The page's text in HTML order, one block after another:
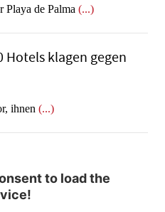
Playa de Palma (...)
Hotels klagen gegen
ihnen (...)
to load the